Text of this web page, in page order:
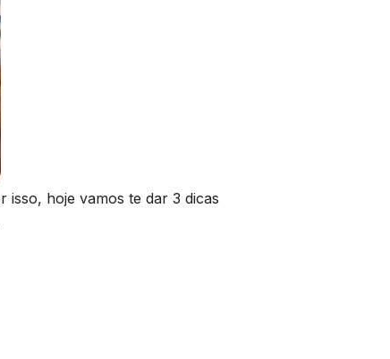
isso, hoje vamos te dar 3 dicas